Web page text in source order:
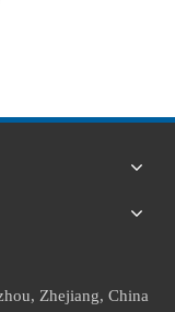
Zhejiang, China